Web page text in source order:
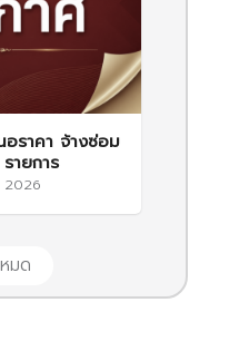
อราคา จ้างซ่อม
ายการ
2026
มด